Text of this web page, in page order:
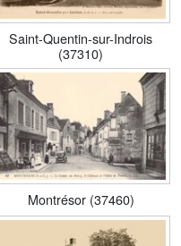
Saint-Quentin-sur-Indrois
(37310)
Montrésor (37460)